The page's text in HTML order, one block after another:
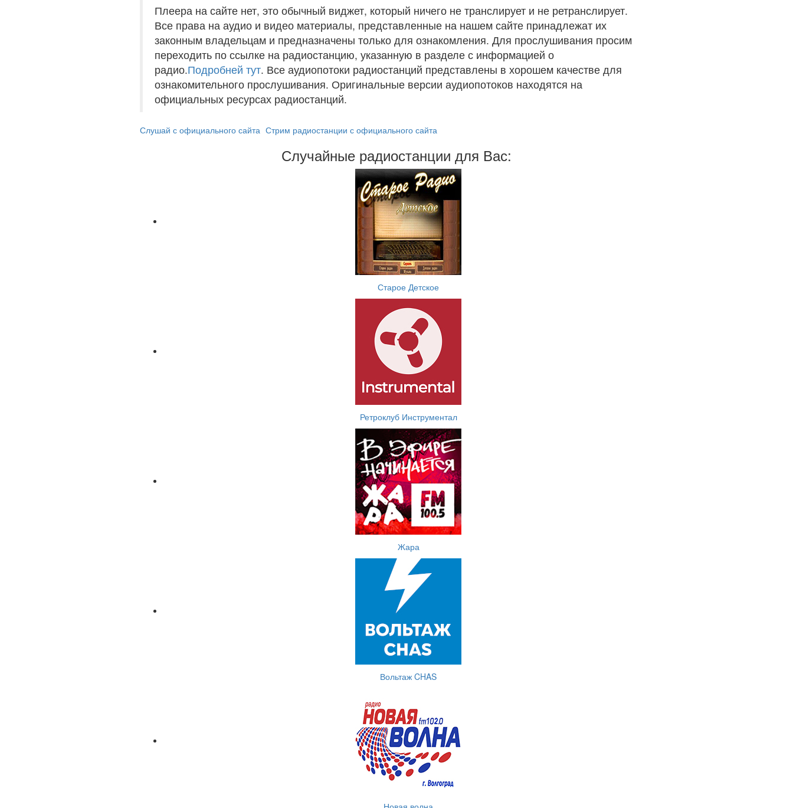
Плеера на сайте нет, это обычный виджет, который ничего не транслирует и не ретранслирует.
Все права на аудио и видео материалы, представленные на нашем сайте принадлежат их
законным владельцам и предназначены только для ознакомления. Для прослушивания просим
переходить по ссылке на радиостанцию, указанную в разделе с информацией о
радио.Подробней тут. Все аудиопотоки радиостанций представлены в хорошем качестве для
ознакомительного прослушивания. Оригинальные версии аудиопотоков находятся на
официальных ресурсах радиостанций.
Слушай с официального сайта Стрим радиостанции с официального сайта
Случайные радиостанции для Вас:
Старое Детское
Ретроклуб Инструментал
Жара
Вольтаж CHAS